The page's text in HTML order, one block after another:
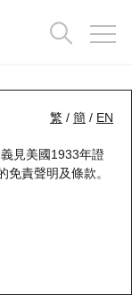
繁 / 簡 / EN
見美國1933年證
免責聲明及條款。